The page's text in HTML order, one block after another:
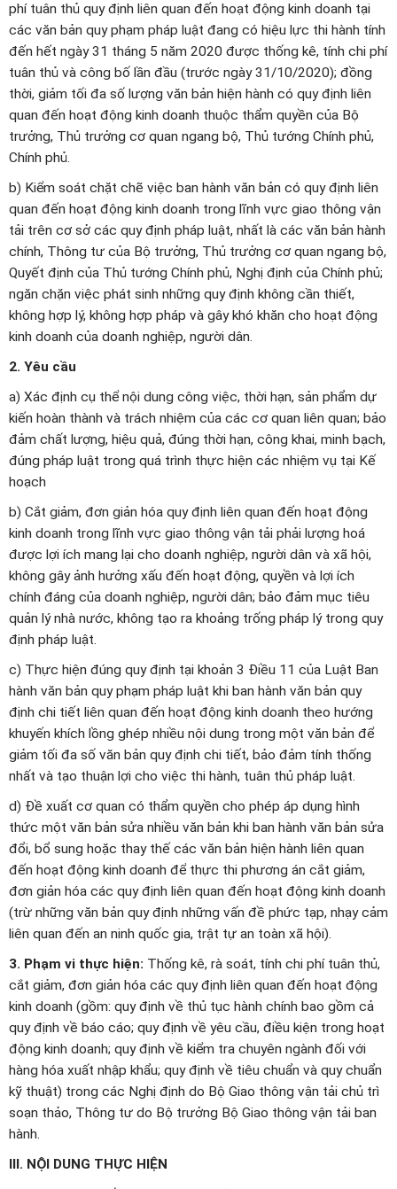
phí tuân thủ quy định liên quan đến hoạt động kinh doanh tại
các văn bản quy phạm pháp luật đang có hiệu lực thi hành tính
đến hết ngày 31 tháng 5 năm 2020 được thống kê, tính chi phí
tuân thủ và công bố lần đầu (trước ngày 31/10/2020); đồng
thời, giảm tối đa số lượng văn bản hiện hành có quy định liên
quan đến hoạt động kinh doanh thuộc thẩm quyền của Bộ
trưởng, Thủ trưởng cơ quan ngang bộ, Thủ tướng Chính phủ,
Chính phủ.
b) Kiểm soát chặt chẽ việc ban hành văn bản có quy định liên
quan đến hoạt động kinh doanh trong lĩnh vực giao thông vận
tải trên cơ sở các quy định pháp luật, nhất là các văn bản hành
chính, Thông tư của Bộ trưởng, Thủ trưởng cơ quan ngang bộ,
Quyết định của Thủ tướng Chính phủ, Nghị định của Chính phủ;
ngăn chặn việc phát sinh những quy định không cần thiết,
không hợp lý, không hợp pháp và gây khó khăn cho hoạt động
kinh doanh của doanh nghiệp, người dân.
2. Yêu cầu
a) Xác định cụ thể nội dung công việc, thời hạn, sản phẩm dự
kiến hoàn thành và trách nhiệm của các cơ quan liên quan; bảo
đảm chất lượng, hiệu quả, đúng thời hạn, công khai, minh bạch,
đúng pháp luật trong quá trình thực hiện các nhiệm vụ tại Kế
hoạch
b) Cắt giảm, đơn giản hóa quy định liên quan đến hoạt động
kinh doanh trong lĩnh vực giao thông vận tải phải lượng hoá
được lợi ích mang lại cho doanh nghiệp, người dân và xã hội,
không gây ảnh hưởng xấu đến hoạt động, quyền và lợi ích
chính đáng của doanh nghiệp, người dân; bảo đảm mục tiêu
quản lý nhà nước, không tạo ra khoảng trống pháp lý trong quy
định pháp luật.
c) Thực hiện đúng quy định tại khoản 3 Điều 11 của Luật Ban
hành văn bản quy phạm pháp luật khi ban hành văn bản quy
định chi tiết liên quan đến hoạt động kinh doanh theo hướng
khuyến khích lồng ghép nhiều nội dung trong một văn bản để
giảm tối đa số văn bản quy định chi tiết, bảo đảm tính thống
nhất và tạo thuận lợi cho việc thi hành, tuân thủ pháp luật.
d) Đề xuất cơ quan có thẩm quyền cho phép áp dụng hình
thức một văn bản sửa nhiều văn bản khi ban hành văn bản sửa
đổi, bổ sung hoặc thay thế các văn bản hiện hành liên quan
đến hoạt động kinh doanh để thực thi phương án cắt giảm,
đơn giản hóa các quy định liên quan đến hoạt động kinh doanh
(trừ những văn bản quy định những vấn đề phức tạp, nhạy cảm
liên quan đến an ninh quốc gia, trật tự an toàn xã hội).
3. Phạm vi thực hiện: Thống kê, rà soát, tính chi phí tuân thủ,
cắt giảm, đơn giản hóa các quy định liên quan đến hoạt động
kinh doanh (gồm: quy định về thủ tục hành chính bao gồm cả
quy định về báo cáo; quy định về yêu cầu, điều kiện trong hoạt
động kinh doanh; quy định về kiểm tra chuyên ngành đối với
hàng hóa xuất nhập khẩu; quy định về tiêu chuẩn và quy chuẩn
kỹ thuật) trong các Nghị định do Bộ Giao thông vận tải chủ trì
soạn thảo, Thông tư do Bộ trưởng Bộ Giao thông vận tải ban
hành.
III. NỘI DUNG THỰC HIỆN